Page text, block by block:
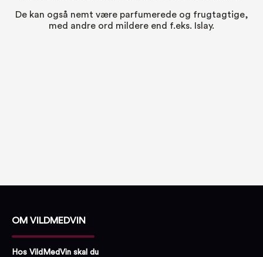
De kan også nemt være parfumerede og frugtagtige,
med andre ord mildere end f.eks. Islay.
OM VILDMEDVIN
Hos VildMedVin skal du